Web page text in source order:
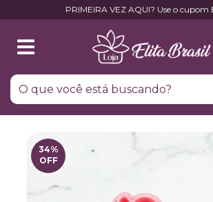
PRIMEIRA VEZ AQUI? Use o cupom
34%
OFF